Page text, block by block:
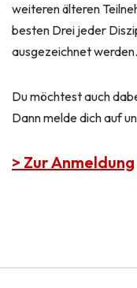
weiteren älteren
besten Drei jeder
ausgezeichnet werden.
Du möchtest auch
Dann melde dich auf
> Zur Anmeldung